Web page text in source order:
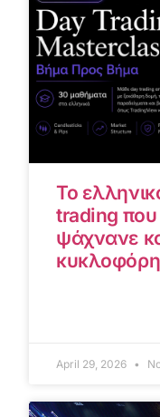
Το
trading που
ψάχνανε
April 29, 2026